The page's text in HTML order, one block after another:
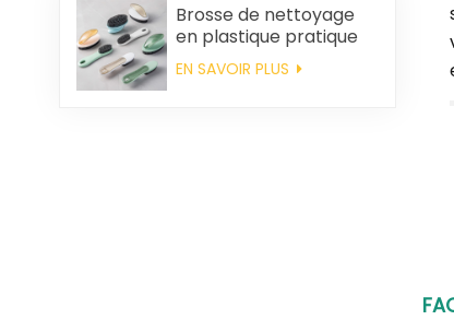
Brosse de nettoyage
en plastique pratique
en gros
EN SAVOIR PLUS